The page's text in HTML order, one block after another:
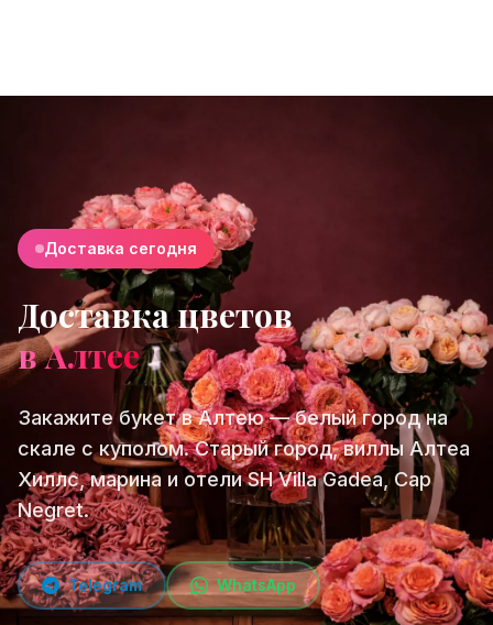
Доставка сегодня
Доставка цветов
в Алтее
Закажите букет в Алтею — белый город на
скале с куполом. Старый город, виллы Алтеа
Хиллс, марина и отели SH Villa Gadea, Cap
Negret.
Telegram WhatsApp